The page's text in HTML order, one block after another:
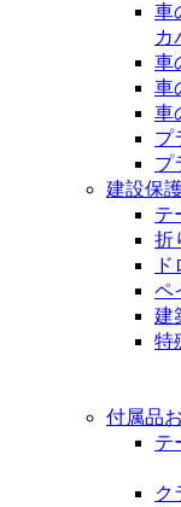
車
カ
車
車
車
プ
プ
建設保
テ
折
ペ
建
特
付属品
テ
ク